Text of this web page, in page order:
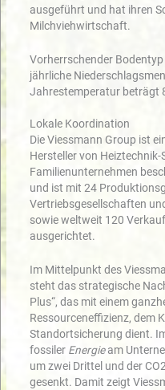
ausgeführt und hat ihren
Milchviehwirtschaft.
Vorherrschender
jährliche
Jahrestemperatur beträgt
Lokale Koordination
Die Viessmann Group ist
Hersteller von
Familienunternehmen
und ist mit 24
Vertriebsgesellschaften
sowie weltweit 120
ausgerichtet.
Im Mittelpunkt des
steht das strategische
Plus“, das mit einem
Ressourceneffizienz, dem
Standortsicherung dient.
fossiler Energieam
um zwei Drittel und der
gesenkt. Damit zeigt